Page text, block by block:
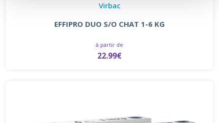
Virbac
EFFIPRO DUO S/O CHAT 1-6 KG
à partir de
22.99€